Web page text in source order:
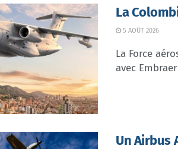
La
5 AOÛT 2026
La Force
avec
Un Airbus